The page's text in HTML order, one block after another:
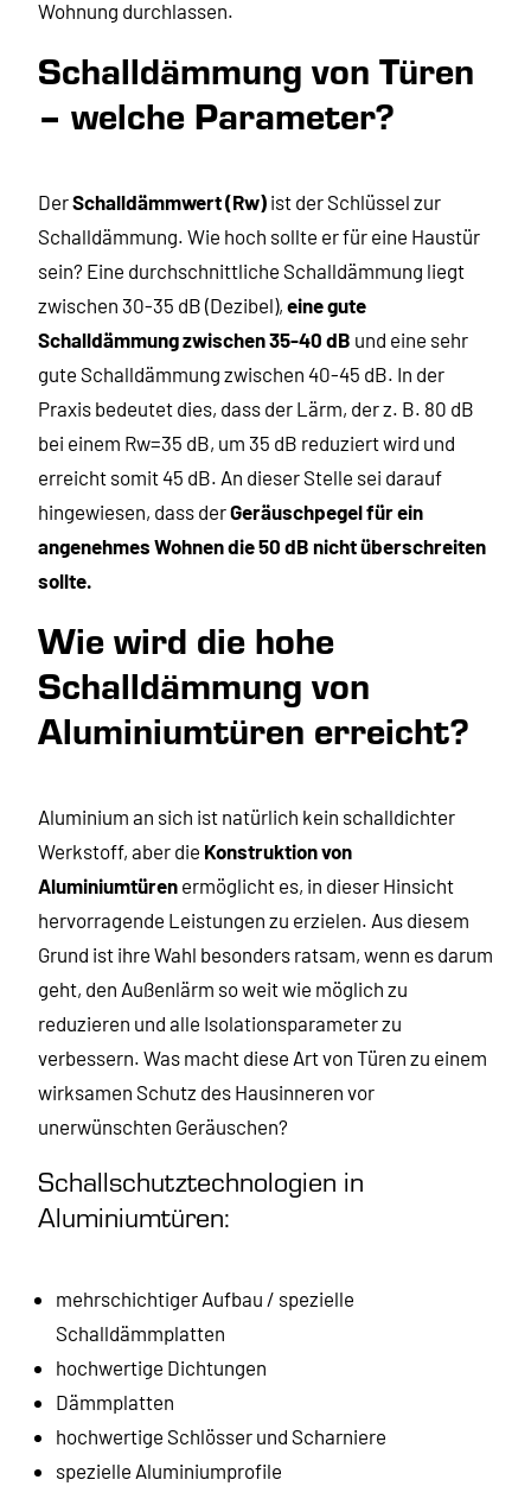
Wohnung durchlassen.
Schalldämmung von Türen
– welche Parameter?
DerSchalldämmwert (Rw) ist der Schlüssel zur
Schalldämmung. Wie hoch sollte er für eine Haustür
sein? Eine durchschnittliche Schalldämmung liegt
zwischen 30-35 dB (Dezibel), eine gute
Schalldämmung zwischen 35-40 dB und eine sehr
gute Schalldämmung zwischen 40-45 dB. In der
Praxis bedeutet dies, dass der Lärm, der z. B. 80 dB
bei einem Rw=35 dB, um 35 dB reduziert wird und
erreicht somit 45 dB. An dieser Stelle sei darauf
hingewiesen, dass derGeräuschpegel für ein
angenehmes Wohnen die 50 dB nicht überschreiten
sollte.
Wie wird die hohe
Schalldämmung von
Aluminiumtüren erreicht?
Aluminium an sich ist natürlich kein schalldichter
Werkstoff, aber die Konstruktion von
Aluminiumtüren ermöglicht es, in dieser Hinsicht
hervorragende Leistungen zu erzielen. Aus diesem
Grund ist ihre Wahl besonders ratsam, wenn es darum
geht, den Außenlärm so weit wie möglich zu
reduzieren und alle Isolationsparameter zu
verbessern. Was macht diese Art von Türen zu einem
wirksamen Schutz des Hausinneren vor
unerwünschten Geräuschen?
Schallschutztechnologien in
Aluminiumtüren:
mehrschichtiger Aufbau / spezielle
Schalldämmplatten
hochwertige Dichtungen
Dämmplatten
hochwertige Schlösser und Scharniere
spezielle Aluminiumprofile